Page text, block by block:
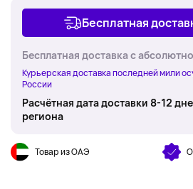
Бесплатная
Бесплатная доставка с
Курьерская доставка последней мили
России
Расчётная дата доставки 8-12
региона
Товар из ОАЭ